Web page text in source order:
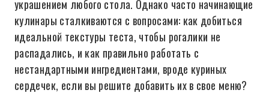
украшением любого стола. Однако часто начинающие
кулинары сталкиваются с вопросами: как добиться
идеальной текстуры теста, чтобы рогалики не
распадались, и как правильно работать с
нестандартными ингредиентами, вроде куриных
сердечек, если вы решите добавить их в свое меню?